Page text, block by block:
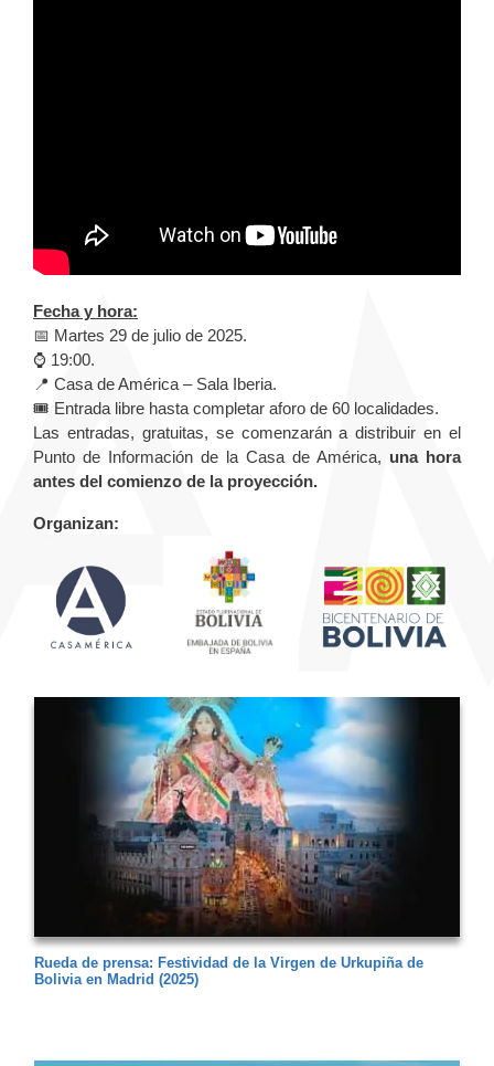
Fecha y hora:
📅 Martes 29 de julio de 2025.
⌚️ 19:00.
📍 Casa de América – Sala Iberia.
🎟️ Entrada libre hasta completar aforo de 60 localidades.
Las entradas, gratuitas, se comenzarán a distribuir en el
Punto de Información de la Casa de América, una hora
antes del comienzo de la proyección.
Organizan:
Rueda de prensa: Festividad de la Virgen de Urkupiña de
Bolivia en Madrid (2025)